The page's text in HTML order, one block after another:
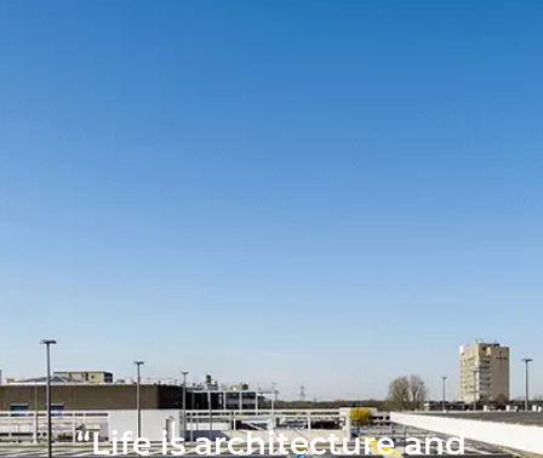
“Life is architecture and